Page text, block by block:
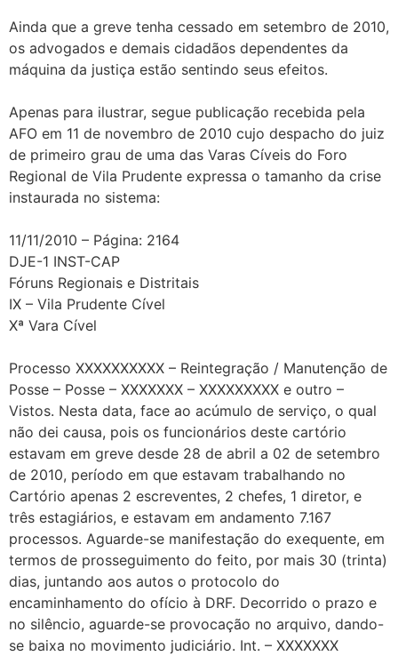
Ainda que a greve tenha cessado em setembro de 2010,
os advogados e demais cidadãos dependentes da
máquina da justiça estão sentindo seus efeitos.
Apenas para ilustrar, segue publicação recebida pela
AFO em 11 de novembro de 2010 cujo despacho do juiz
de primeiro grau de uma das Varas Cíveis do Foro
Regional de Vila Prudente expressa o tamanho da crise
instaurada no sistema:
11/11/2010 – Página: 2164
DJE-1 INST-CAP
Fóruns Regionais e Distritais
IX – Vila Prudente Cível
Xª Vara Cível
Processo XXXXXXXXXX – Reintegração / Manutenção de
Posse – Posse – XXXXXXX – XXXXXXXXX e outro –
Vistos. Nesta data, face ao acúmulo de serviço, o qual
não dei causa, pois os funcionários deste cartório
estavam em greve desde 28 de abril a 02 de setembro
de 2010, período em que estavam trabalhando no
Cartório apenas 2 escreventes, 2 chefes, 1 diretor, e
três estagiários, e estavam em andamento 7.167
processos. Aguarde-se manifestação do exequente, em
termos de prosseguimento do feito, por mais 30 (trinta)
dias, juntando aos autos o protocolo do
encaminhamento do ofício à DRF. Decorrido o prazo e
no silêncio, aguarde-se provocação no arquivo, dando-
se baixa no movimento judiciário. Int. – XXXXXXX